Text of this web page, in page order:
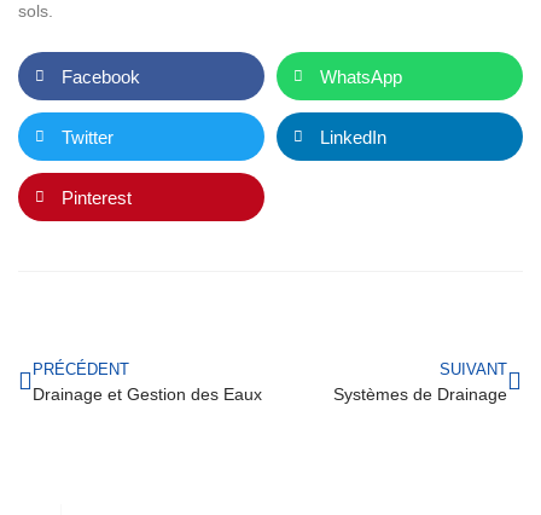
sols.
Facebook WhatsApp
Twitter LinkedIn
Pinterest
PRÉCÉDENT
Drainage et Gestion des Eaux
SUIVANT
Systèmes de Drainage